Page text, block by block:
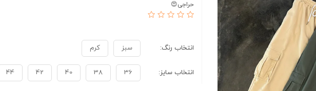
حراجی😍
انتخاب رنگ: سبز کرم
انتخاب سایز: 36
38
40
42
44